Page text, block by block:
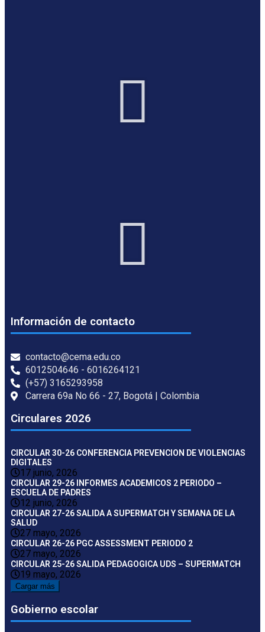
Información de contacto
contacto@cema.edu.co
6012504646 - 6016264121
(+57) 3165293958
Carrera 69a No 66 - 27, Bogotá | Colombia
Circulares 2026
CIRCULAR 30-26 CONFERENCIA PREVENCION DE VIOLENCIAS
DIGITALES
17 junio, 2026
CIRCULAR 29-26 INFORMES ACADEMICOS 2 PERIODO –
ESCUELA DE PADRES
12 junio, 2026
CIRCULAR 27-26 SALIDA A SUPERMATCH Y SEMANA DE LA
SALUD
27 mayo, 2026
CIRCULAR 26-26 PGC ASSESSMENT PERIODO 2
27 mayo, 2026
CIRCULAR 25-26 SALIDA PEDAGOGICA UDS – SUPERMATCH
19 mayo, 2026
Cargar más
Gobierno escolar